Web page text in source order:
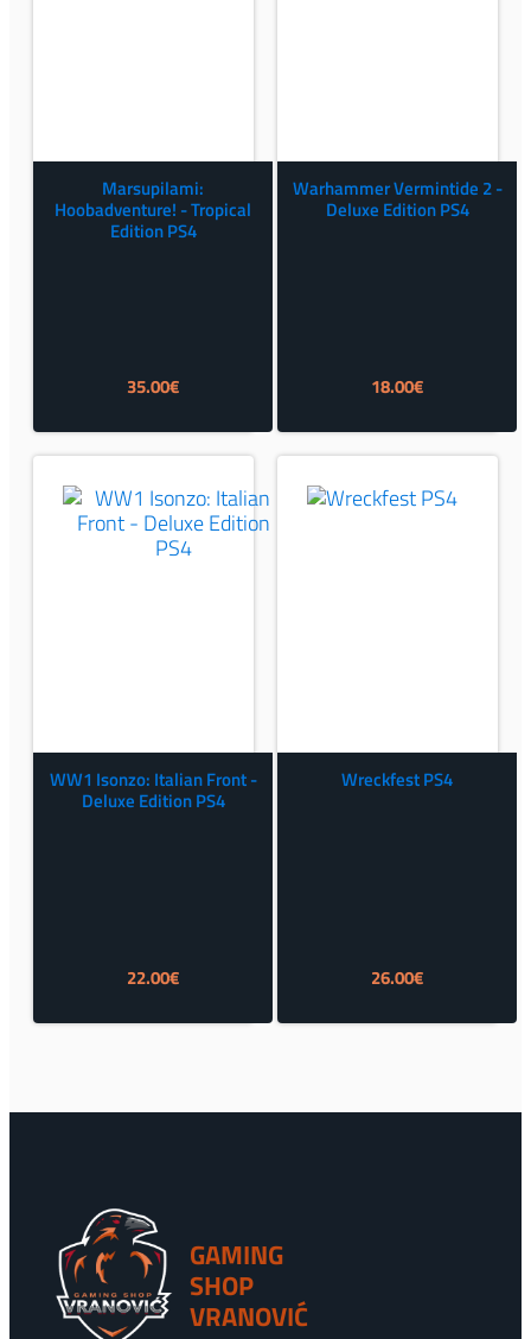
Marsupilami:
Hoobadventure! - Tropical
Edition PS4
35.00€
Warhammer Vermintide 2 -
Deluxe Edition PS4
18.00€
WW1 Isonzo: Italian Front -
Deluxe Edition PS4
22.00€
Wreckfest PS4
26.00€
GAMING
SHOP
VRANOVIĆ